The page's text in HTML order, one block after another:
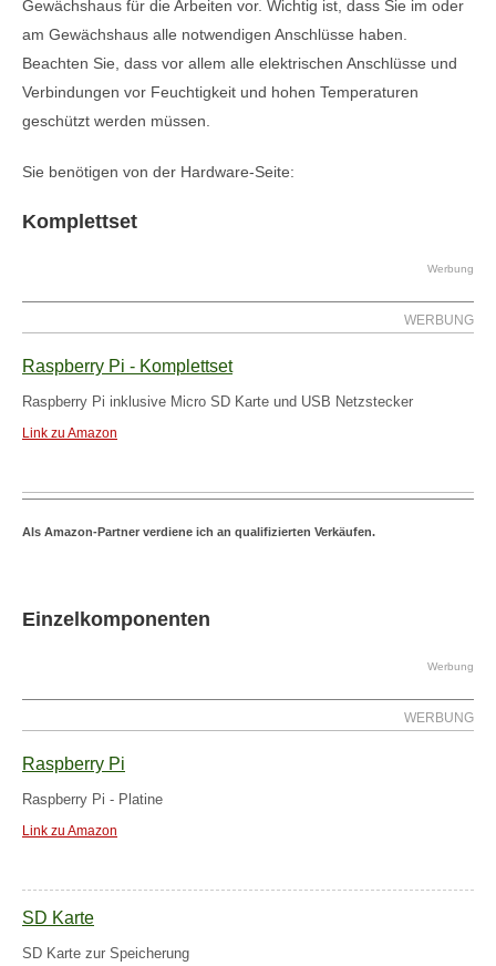
Gewächshaus für die Arbeiten vor. Wichtig ist, dass Sie im oder
am Gewächshaus alle notwendigen Anschlüsse haben.
Beachten Sie, dass vor allem alle elektrischen Anschlüsse und
Verbindungen vor Feuchtigkeit und hohen Temperaturen
geschützt werden müssen.
Sie benötigen von der Hardware-Seite:
Komplettset
Werbung
WERBUNG
Raspberry Pi - Komplettset
Raspberry Pi inklusive Micro SD Karte und USB Netzstecker
Link zu Amazon
Als Amazon-Partner verdiene ich an qualifizierten Verkäufen.
Einzelkomponenten
Werbung
WERBUNG
Raspberry Pi
Raspberry Pi - Platine
Link zu Amazon
SD Karte
SD Karte zur Speicherung